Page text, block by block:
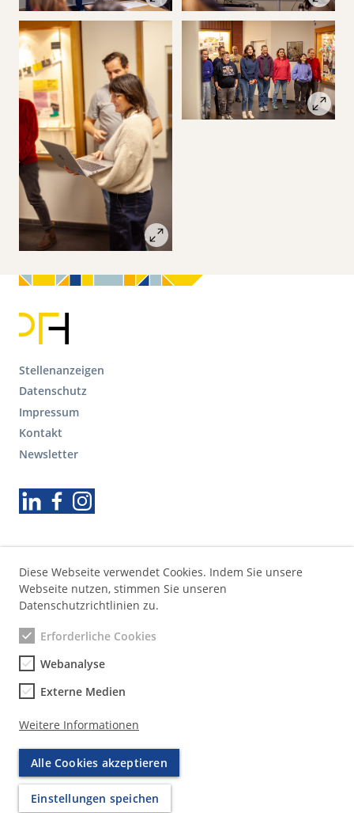
Diese Webseite verwendet Cookies. Indem Sie unsere
Webseite nutzen, stimmen Sie unseren
Datenschutzrichtlinien zu.
Erforderliche Cookies
Webanalyse
Externe Medien
Weitere Informationen
Alle Cookies akzeptieren
Einstellungen speichen
F
o
o
t
e
r
e
k
ä
r
e
a
v
i
g
a
t
o
(
Stellenanzeigen
Datenschutz
Impressum
Kontakt
Newsletter
Folgen Sie uns